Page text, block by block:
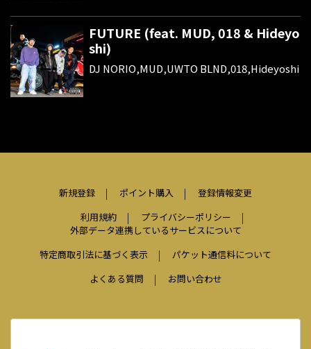
FUTURE (feat. MUD, 018 & Hideyo
shi)
DJ NORIO,MUD,UWTO BLND,018,Hideyoshi
新規登録 ポイント購入
登録情報変更
利用規約
プライバシーポリシー
外部データ連携しているサービスについて
特定商取引法に基づく表示
パケット通信料について
よくある質問
お問い合わせ